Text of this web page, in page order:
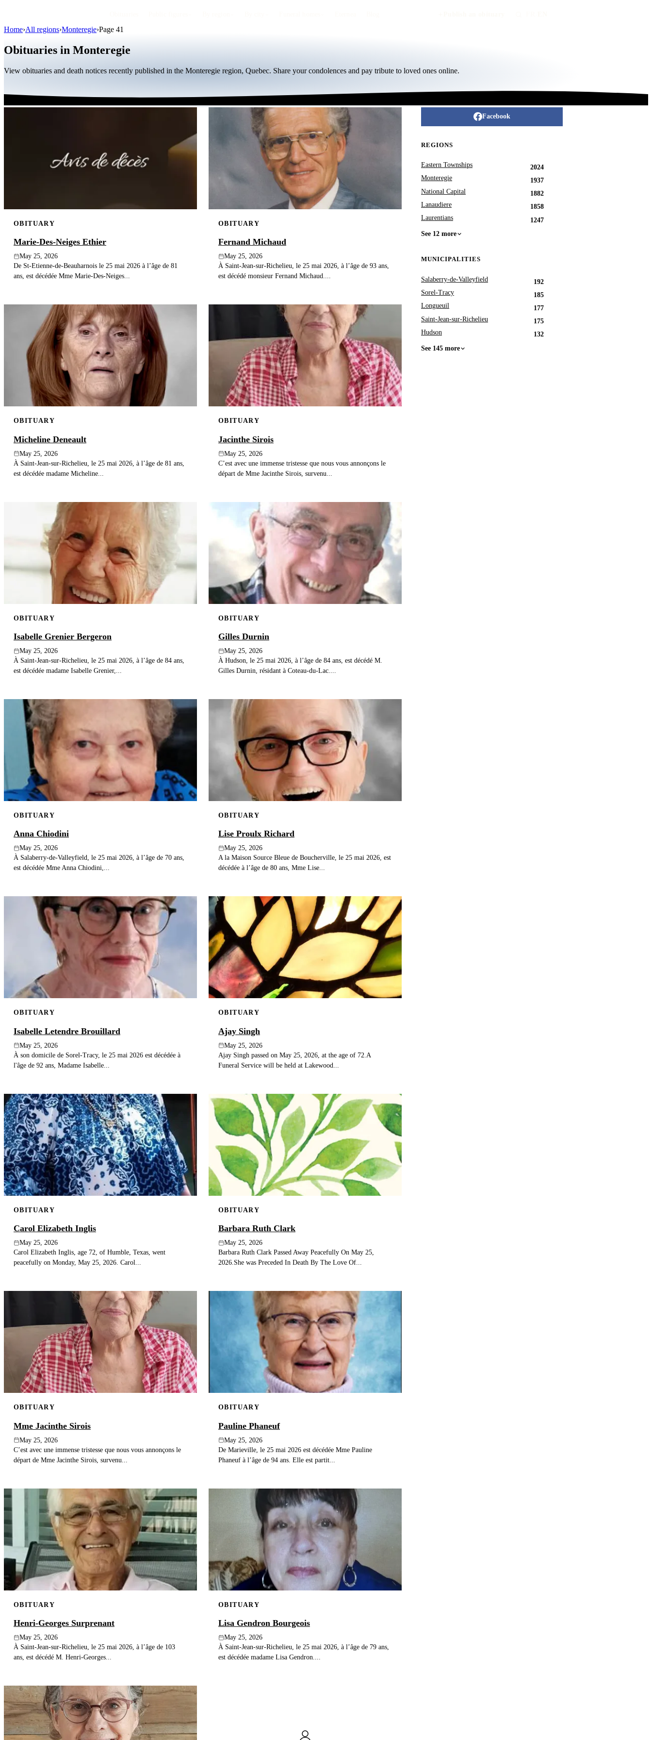
Home›All regions›Monteregie›Page 41
Obituaries in Monteregie
View obituaries and death notices recently published in the Monteregie region, Quebec. Share your condolences and pay tribute to loved ones online.
OBITUARY
Marie-Des-Neiges Ethier
May 25, 2026
De St-Etienne-de-Beauharnois le 25 mai 2026 à l’âge de 81
ans, est décédée Mme Marie-Des-Neiges...
OBITUARY
Fernand Michaud
May 25, 2026
À Saint-Jean-sur-Richelieu, le 25 mai 2026, à l’âge de 93 ans,
est décédé monsieur Fernand Michaud....
OBITUARY
Micheline Deneault
May 25, 2026
À Saint-Jean-sur-Richelieu, le 25 mai 2026, à l’âge de 81 ans,
est décédée madame Micheline...
OBITUARY
Jacinthe Sirois
May 25, 2026
C’est avec une immense tristesse que nous vous annonçons le
départ de Mme Jacinthe Sirois, survenu...
OBITUARY
Isabelle Grenier Bergeron
May 25, 2026
À Saint-Jean-sur-Richelieu, le 25 mai 2026, à l’âge de 84 ans,
est décédée madame Isabelle Grenier,...
OBITUARY
Gilles Durnin
May 25, 2026
À Hudson, le 25 mai 2026, à l’âge de 84 ans, est décédé M.
Gilles Durnin, résidant à Coteau-du-Lac....
OBITUARY
Anna Chiodini
May 25, 2026
À Salaberry-de-Valleyfield, le 25 mai 2026, à l’âge de 70 ans,
est décédée Mme Anna Chiodini,...
OBITUARY
Lise Proulx Richard
May 25, 2026
A la Maison Source Bleue de Boucherville, le 25 mai 2026, est
décédée à l’âge de 80 ans, Mme Lise...
OBITUARY
Isabelle Letendre Brouillard
May 25, 2026
À son domicile de Sorel-Tracy, le 25 mai 2026 est décédée à
l'âge de 92 ans, Madame Isabelle...
OBITUARY
Ajay Singh
May 25, 2026
Ajay Singh passed on May 25, 2026, at the age of 72.A
Funeral Service will be held at Lakewood...
OBITUARY
Carol Elizabeth Inglis
May 25, 2026
Carol Elizabeth Inglis, age 72, of Humble, Texas, went
peacefully on Monday, May 25, 2026. Carol...
OBITUARY
Barbara Ruth Clark
May 25, 2026
Barbara Ruth Clark Passed Away Peacefully On May 25,
2026.She was Preceded In Death By The Love Of...
OBITUARY
Mme Jacinthe Sirois
May 25, 2026
C’est avec une immense tristesse que nous vous annonçons le
départ de Mme Jacinthe Sirois, survenu...
OBITUARY
Pauline Phaneuf
May 25, 2026
De Marieville, le 25 mai 2026 est décédée Mme Pauline
Phaneuf à l’âge de 94 ans. Elle est partit...
OBITUARY
Henri-Georges Surprenant
May 25, 2026
À Saint-Jean-sur-Richelieu, le 25 mai 2026, à l’âge de 103
ans, est décédé M. Henri-Georges...
OBITUARY
Lisa Gendron Bourgeois
May 25, 2026
À Saint-Jean-sur-Richelieu, le 25 mai 2026, à l’âge de 79 ans,
est décédée madame Lisa Gendron....
Facebook
REGIONS
Eastern Townships
2024
Monteregie
1937
National Capital
1882
Lanaudiere
1858
Laurentians
1247
See 12 more
MUNICIPALITIES
Salaberry-de-Valleyfield
192
Sorel-Tracy
185
Longueuil
177
Saint-Jean-sur-Richelieu
175
Hudson
132
See 145 more